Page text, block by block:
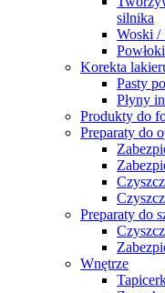
silnika
Woski /
Korekta
Pasty
Płyny
Produkty do
Preparaty do
Preparaty do
Wnętrze